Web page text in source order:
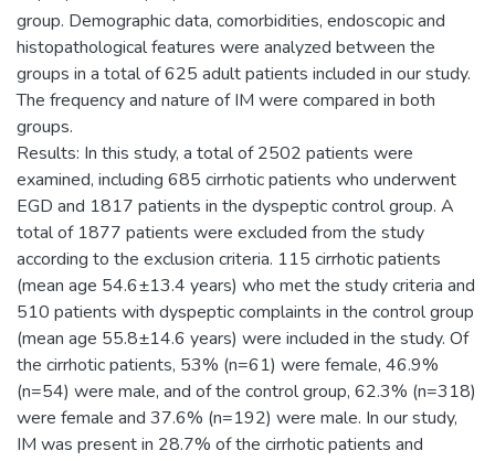
group. Demographic data, comorbidities, endoscopic and
histopathological features were analyzed between the
groups in a total of 625 adult patients included in our study.
The frequency and nature of IM were compared in both
groups.
Results: In this study, a total of 2502 patients were
examined, including 685 cirrhotic patients who underwent
EGD and 1817 patients in the dyspeptic control group. A
total of 1877 patients were excluded from the study
according to the exclusion criteria. 115 cirrhotic patients
(mean age 54.6±13.4 years) who met the study criteria and
510 patients with dyspeptic complaints in the control group
(mean age 55.8±14.6 years) were included in the study. Of
the cirrhotic patients, 53% (n=61) were female, 46.9%
(n=54) were male, and of the control group, 62.3% (n=318)
were female and 37.6% (n=192) were male. In our study,
IM was present in 28.7% of the cirrhotic patients and